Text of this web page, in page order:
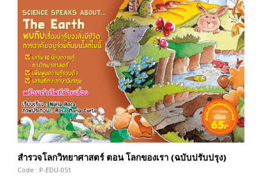
สำรวจโลกวิทยาศาสตร์ ตอน โลกของเรา (ฉบับปรับปรุง)
Code : P-EDU-051